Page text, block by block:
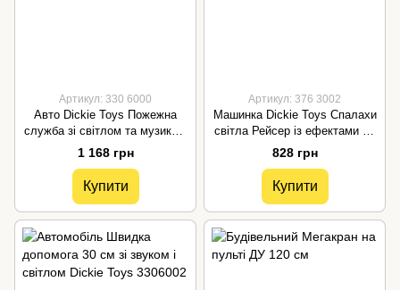
Артикул: 330 6000
Авто Dickie Toys Пожежна
служба зі світлом та музикою
3306000
1 168 грн
Купити
Артикул: 376 3002
Машинка Dickie Toys Спалахи
світла Рейсер із ефектами 20
см 3763002
828 грн
Купити